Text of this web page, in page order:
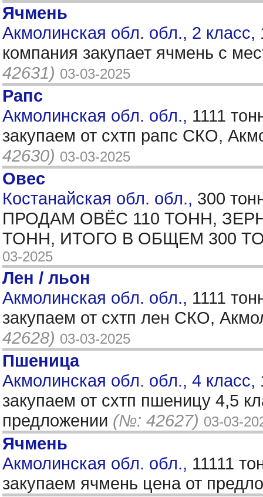
Ячмень
Акмолинская обл. обл., 2 класс,
компания закупает ячмень с
42631) 03-03-2025
Рапс
Акмолинская обл. обл., 1111
закупаем от схтп рапс СКО,
42630) 03-03-2025
Овес
Костанайская обл. обл., 300
ПРОДАМ ОВЁС 110 ТОНН,
ТОНН, ИТОГО В ОБЩЕМ 300
03-2025
Лен / льон
Акмолинская обл. обл., 1111
закупаем от схтп лен СКО,
42628) 03-03-2025
Пшеница
Акмолинская обл. обл., 4 класс,
закупаем от схтп пшеницу 4,5
предложении (№: 42627) 03-03-
Ячмень
Акмолинская обл. обл., 11111
закупаем ячмень цена от